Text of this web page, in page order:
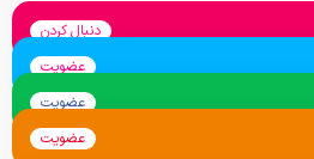
دنبال کردن
عضویت
عضویت
عضویت